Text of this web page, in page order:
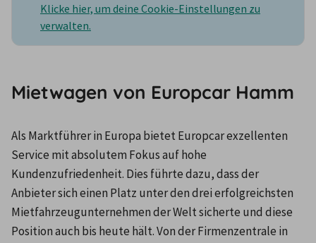
Klicke hier, um deine Cookie-Einstellungen zu
verwalten.
Mietwagen von Europcar Hamm
Als Marktführer in Europa bietet Europcar exzellenten
Service mit absolutem Fokus auf hohe
Kundenzufriedenheit. Dies führte dazu, dass der
Anbieter sich einen Platz unter den drei erfolgreichsten
Mietfahrzeugunternehmen der Welt sicherte und diese
Position auch bis heute hält. Von der Firmenzentrale in